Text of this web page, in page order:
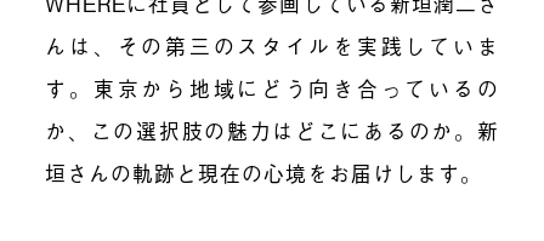
んは、その第三のスタイルを実践していま
す。東京から地域にどう向き合っているの
か、この選択肢の魅力はどこにあるのか。新
垣さんの軌跡と現在の心境をお届けします。